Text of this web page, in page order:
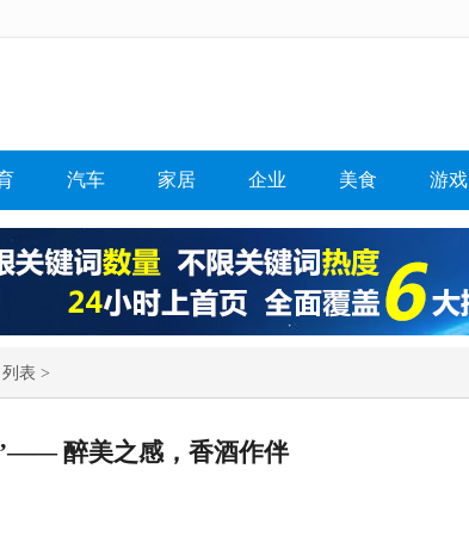
汽车 家居 企业 美食 游戏
表 >
醉美之感，香酒作伴